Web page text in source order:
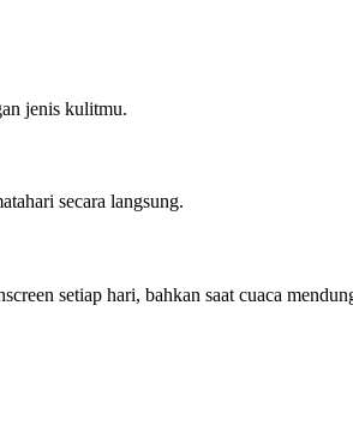
jenis kulitmu.
secara langsung.
setiap hari, bahkan saat cuaca